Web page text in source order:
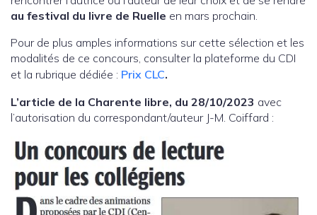
au festival du livre de Ruelle en mars prochain.
Pour de plus amples informations sur cette sélection et les
modalités de ce concours, consulter la plateforme du CDI
et la rubrique dédiée : Prix CLC.
L’article de la Charente libre, du 28/10/2023 avec
l’autorisation du correspondant/auteur J-M. Coiffard :